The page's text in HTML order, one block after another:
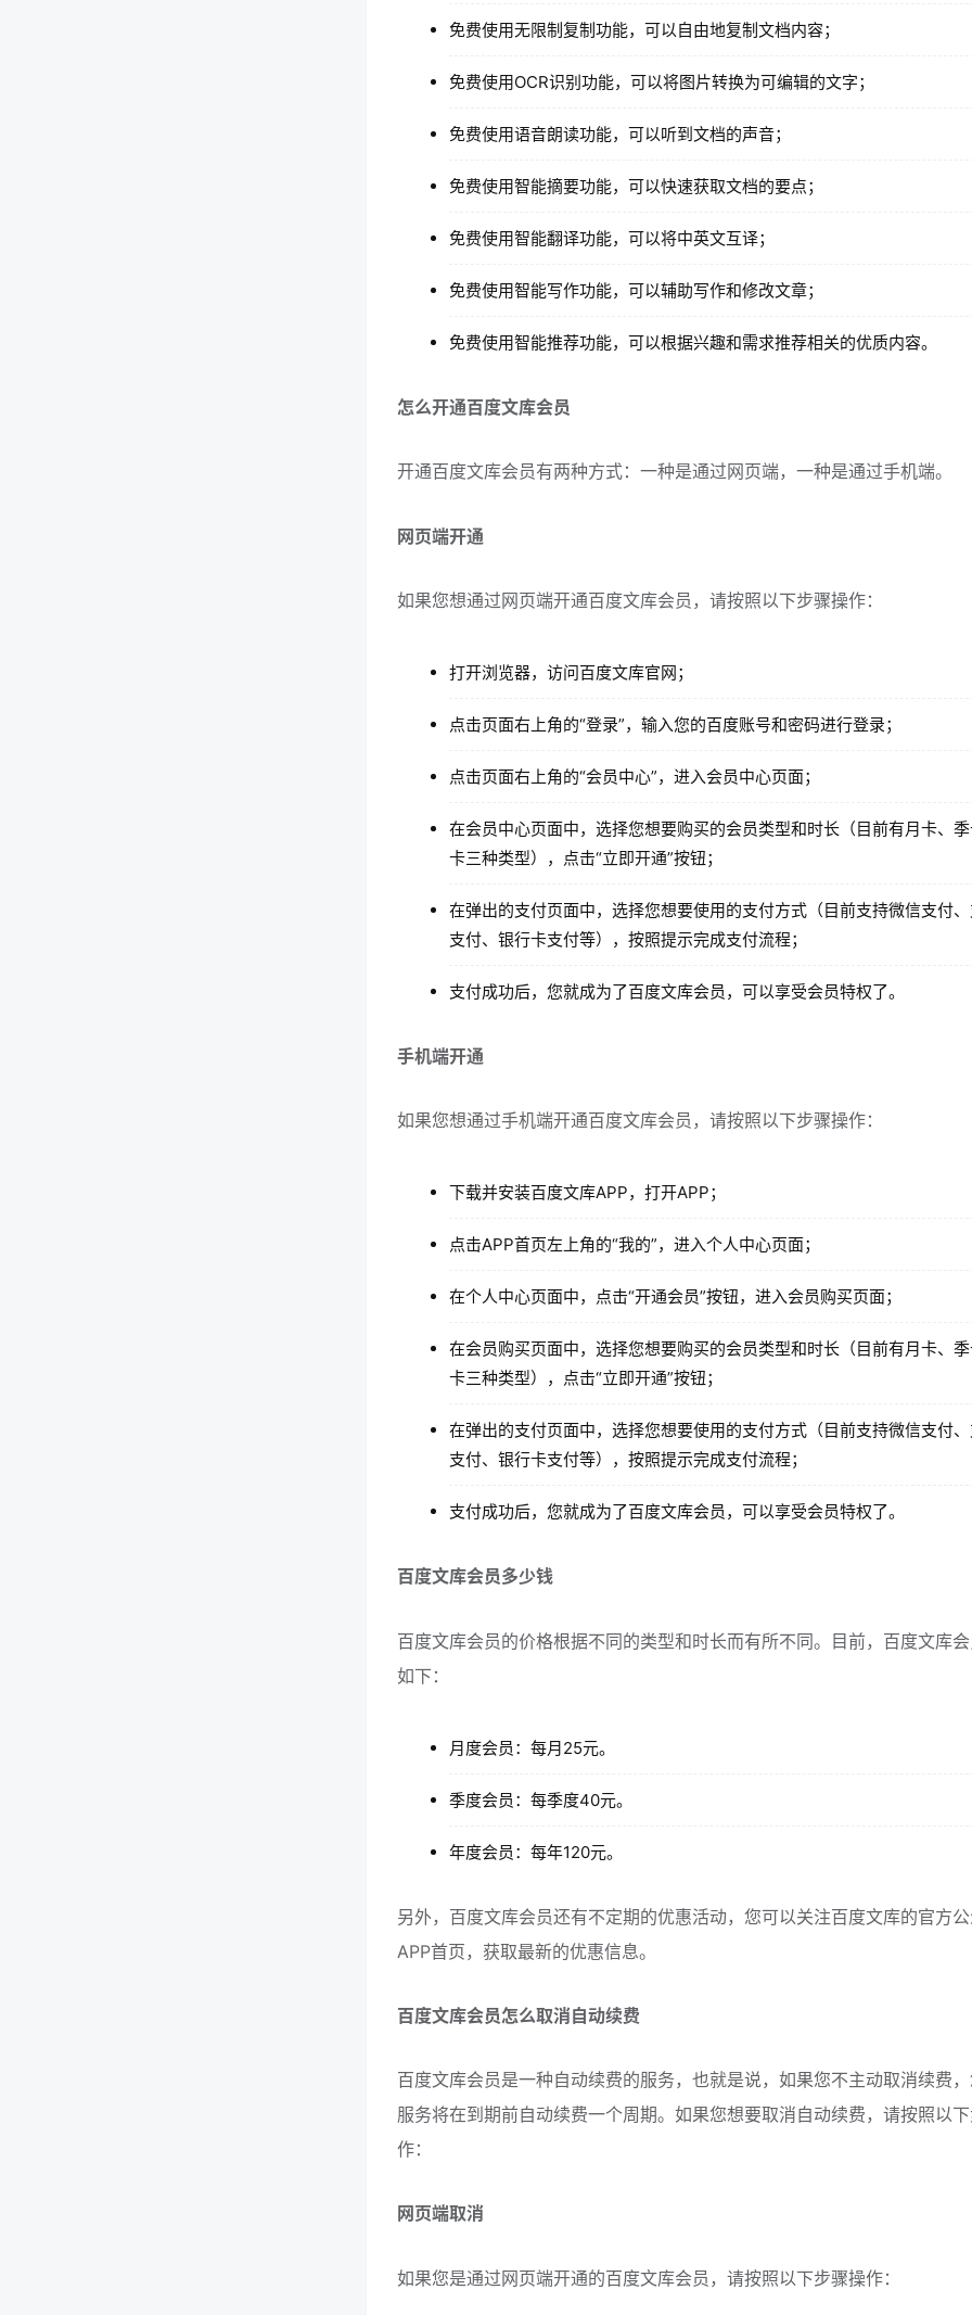
免费使用无限制复制功能，可以自由地复制文档内容；
免费使用OCR识别功能，可以将图片转换为可编辑的文字；
免费使用语音朗读功能，可以听到文档的声音；
免费使用智能摘要功能，可以快速获取文档的要点；
免费使用智能翻译功能，可以将中英文互译；
免费使用智能写作功能，可以辅助写作和修改文章；
免费使用智能推荐功能，可以根据兴趣和需求推荐相关的优质内容。
怎么开通百度文库会员
开通百度文库会员有两种方式：一种是通过网页端，一种是通过手机端。
网页端开通
如果您想通过网页端开通百度文库会员，请按照以下步骤操作：
打开浏览器，访问百度文库官网；
点击页面右上角的“登录”，输入您的百度账号和密码进行登录；
点击页面右上角的“会员中心”，进入会员中心页面；
在会员中心页面中，选择您想要购买的会员类型和时长（目前有月卡、
卡三种类型），点击“立即开通”按钮；
在弹出的支付页面中，选择您想要使用的支付方式（目前支持微信支付
支付、银行卡支付等），按照提示完成支付流程；
支付成功后，您就成为了百度文库会员，可以享受会员特权了。
手机端开通
如果您想通过手机端开通百度文库会员，请按照以下步骤操作：
下载并安装百度文库APP，打开APP；
点击APP首页左上角的“我的”，进入个人中心页面；
在个人中心页面中，点击“开通会员”按钮，进入会员购买页面；
在会员购买页面中，选择您想要购买的会员类型和时长（目前有月卡、
卡三种类型），点击“立即开通”按钮；
在弹出的支付页面中，选择您想要使用的支付方式（目前支持微信支付
支付、银行卡支付等），按照提示完成支付流程；
支付成功后，您就成为了百度文库会员，可以享受会员特权了。
百度文库会员多少钱
百度文库会员的价格根据不同的类型和时长而有所不同。目前，百度文库
如下：
月度会员：每月25元。
季度会员：每季度40元。
年度会员：每年120元。
另外，百度文库会员还有不定期的优惠活动，您可以关注百度文库的官方
APP首页，获取最新的优惠信息。
百度文库会员怎么取消自动续费
百度文库会员是一种自动续费的服务，也就是说，如果您不主动取消续费
服务将在到期前自动续费一个周期。如果您想要取消自动续费，请按照以
作：
网页端取消
如果您是通过网页端开通的百度文库会员，请按照以下步骤操作：